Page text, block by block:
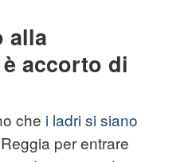
alla
accorto di
che i ladri si siano
per entrare